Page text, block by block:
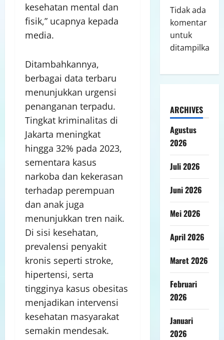
kesehatan mental dan
fisik,” ucapnya kepada
media.
Ditambahkannya,
berbagai data terbaru
menunjukkan urgensi
penanganan terpadu.
Tingkat kriminalitas di
Jakarta meningkat
hingga 32% pada 2023,
sementara kasus
narkoba dan kekerasan
terhadap perempuan
dan anak juga
menunjukkan tren naik.
Di sisi kesehatan,
prevalensi penyakit
kronis seperti stroke,
hipertensi, serta
tingginya kasus obesitas
menjadikan intervensi
kesehatan masyarakat
semakin mendesak.
Tidak ada
komentar
untuk
ditampilkan.
ARCHIVES
Agustus
2026
Juli 2026
Juni 2026
Mei 2026
April 2026
Maret 2026
Februari
2026
Januari
2026